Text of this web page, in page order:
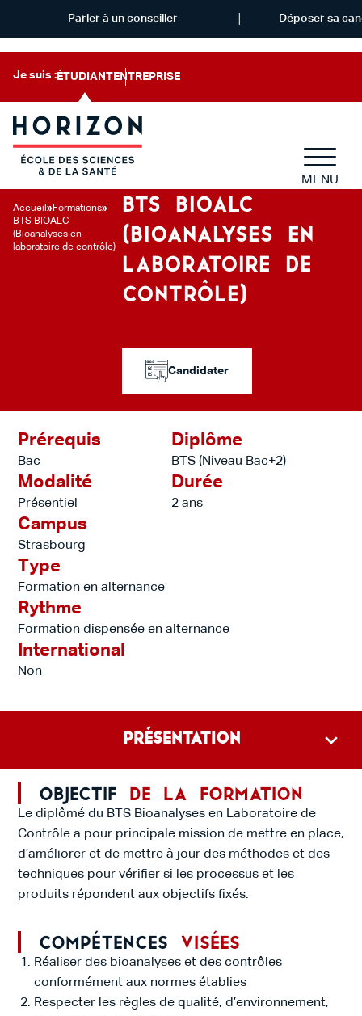
Je suis : ÉTUDIANT ENTREPRISE
MENU
Accueil » Formations»
BTS BIOALC
(Bioanalyses en
laboratoire de contrôle)
BTS BIOALC
(BIOANALYSES EN
LABORATOIRE DE
CONTRÔLE)
Candidater
Prérequis
Bac
Diplôme
BTS (Niveau Bac+2)
Modalité
Présentiel
Durée
2 ans
Campus
Strasbourg
Type
Formation en alternance
Rythme
Formation dispensée en alternance
International
Non
Présentation
Objectif de la formation
Le diplômé du BTS Bioanalyses en Laboratoire de
Contrôle a pour principale mission de mettre en place,
d’améliorer et de mettre à jour des méthodes et des
techniques pour vérifier si les processus et les
produits répondent aux objectifs fixés.
Compétences visées
Réaliser des bioanalyses et des contrôles
conformément aux normes établies
Respecter les règles de qualité, d’environnement,
Parler à un conseiller Déposer sa